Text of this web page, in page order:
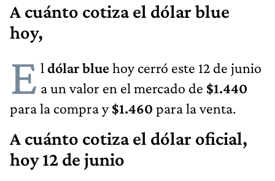
A cuánto cotiza el dólar blue
hoy,
E l dólar bluehoy cerró este 12 de junio
a un valor en el mercado de $1.440
para la compra y$1.460 para la venta.
A cuánto cotiza el dólar oficial,
hoy 12 de junio